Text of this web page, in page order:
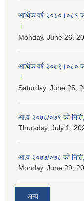
आर्थिक वर्ष २०८०।०८१
।
Monday, June 26,
आर्थिक वर्ष २०७९।०८०
।
Saturday, June 25,
आ.व २०७८/०७९ को
Thursday, July 1,
आ.व २०७७/०७८ को
Monday, June 29,
अन्य